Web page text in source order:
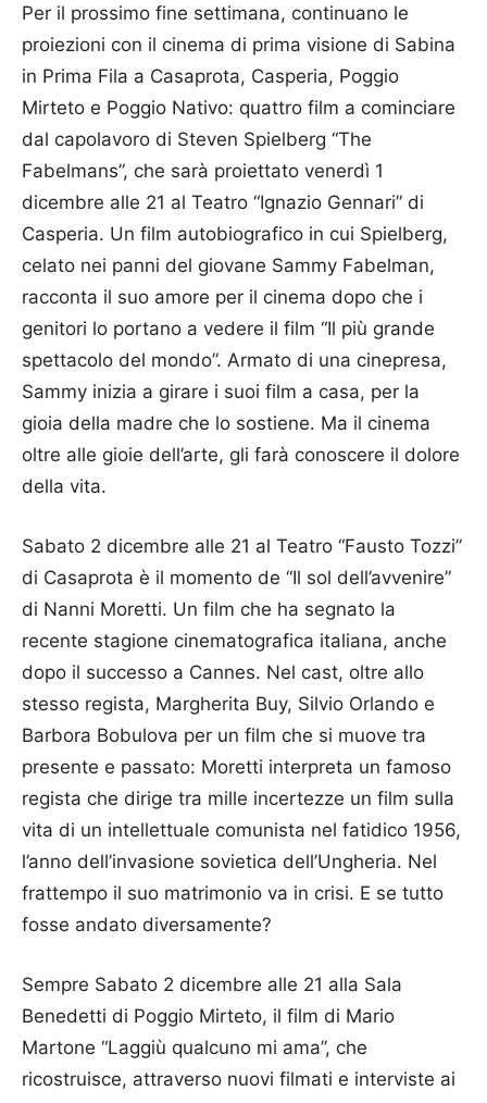
Per il prossimo fine settimana, continuano le
proiezioni con il cinema di prima visione di Sabina
in Prima Fila a Casaprota, Casperia, Poggio
Mirteto e Poggio Nativo: quattro film a cominciare
dal capolavoro di Steven Spielberg “The
Fabelmans”, che sarà proiettato venerdì 1
dicembre alle 21 al Teatro “Ignazio Gennari” di
Casperia. Un film autobiografico in cui Spielberg,
celato nei panni del giovane Sammy Fabelman,
racconta il suo amore per il cinema dopo che i
genitori lo portano a vedere il film “Il più grande
spettacolo del mondo”. Armato di una cinepresa,
Sammy inizia a girare i suoi film a casa, per la
gioia della madre che lo sostiene. Ma il cinema
oltre alle gioie dell’arte, gli farà conoscere il dolore
della vita.
Sabato 2 dicembre alle 21 al Teatro “Fausto Tozzi”
di Casaprota è il momento de “Il sol dell’avvenire”
di Nanni Moretti. Un film che ha segnato la
recente stagione cinematografica italiana, anche
dopo il successo a Cannes. Nel cast, oltre allo
stesso regista, Margherita Buy, Silvio Orlando e
Barbora Bobulova per un film che si muove tra
presente e passato: Moretti interpreta un famoso
regista che dirige tra mille incertezze un film sulla
vita di un intellettuale comunista nel fatidico 1956,
l’anno dell’invasione sovietica dell’Ungheria. Nel
frattempo il suo matrimonio va in crisi. E se tutto
fosse andato diversamente?
Sempre Sabato 2 dicembre alle 21 alla Sala
Benedetti di Poggio Mirteto, il film di Mario
Martone “Laggiù qualcuno mi ama”, che
ricostruisce, attraverso nuovi filmati e interviste ai